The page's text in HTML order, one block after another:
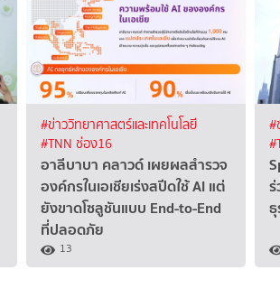
#ข่าววิทยาศาสตร์และเทคโนโลยี
#TNN ช่อง16
อาลีบาบา คลาวด์ เผยผลสำรวจ
องค์กรในเอเชียเร่งสปีดใช้ AI แต่
ยังขาดโซลูชันแบบ End-to-End
ที่ปลอดภัย
13
#